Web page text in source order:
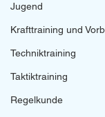
Jugend
Krafttraining und
Techniktraining
Taktiktraining
Regelkunde